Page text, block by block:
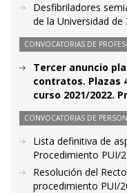
Desfibriladores
de la Universidad de
CONVOCATORIAS DE
Tercer anuncio
contratos. Plazas
curso 2021/2022.
CONVOCATORIAS DE
Lista definitiva de
Procedimiento PUI/
Resolución del
procedimiento PUI/